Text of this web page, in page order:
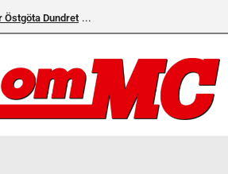
Östgöta Dundret